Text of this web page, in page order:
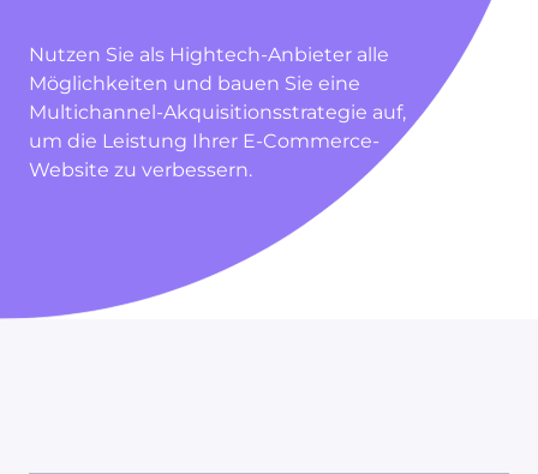
Nutzen Sie als Hightech-Anbieter alle
Möglichkeiten und bauen Sie eine
Multichannel-Akquisitionsstrategie auf,
um die Leistung Ihrer E-Commerce-
Website zu verbessern.